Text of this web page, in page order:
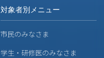
対象者別メニュー
市民のみなさま
学生・研修医のみなさま